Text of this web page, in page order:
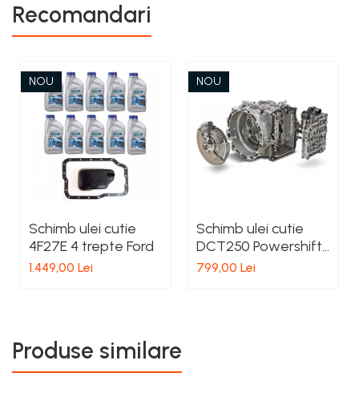
Recomandari
NOU
Schimb ulei cutie
4F27E 4 trepte Ford
1.449,00 Lei
NOU
Schimb ulei cutie
DCT250 Powershift
Ford
799,00 Lei
Produse similare